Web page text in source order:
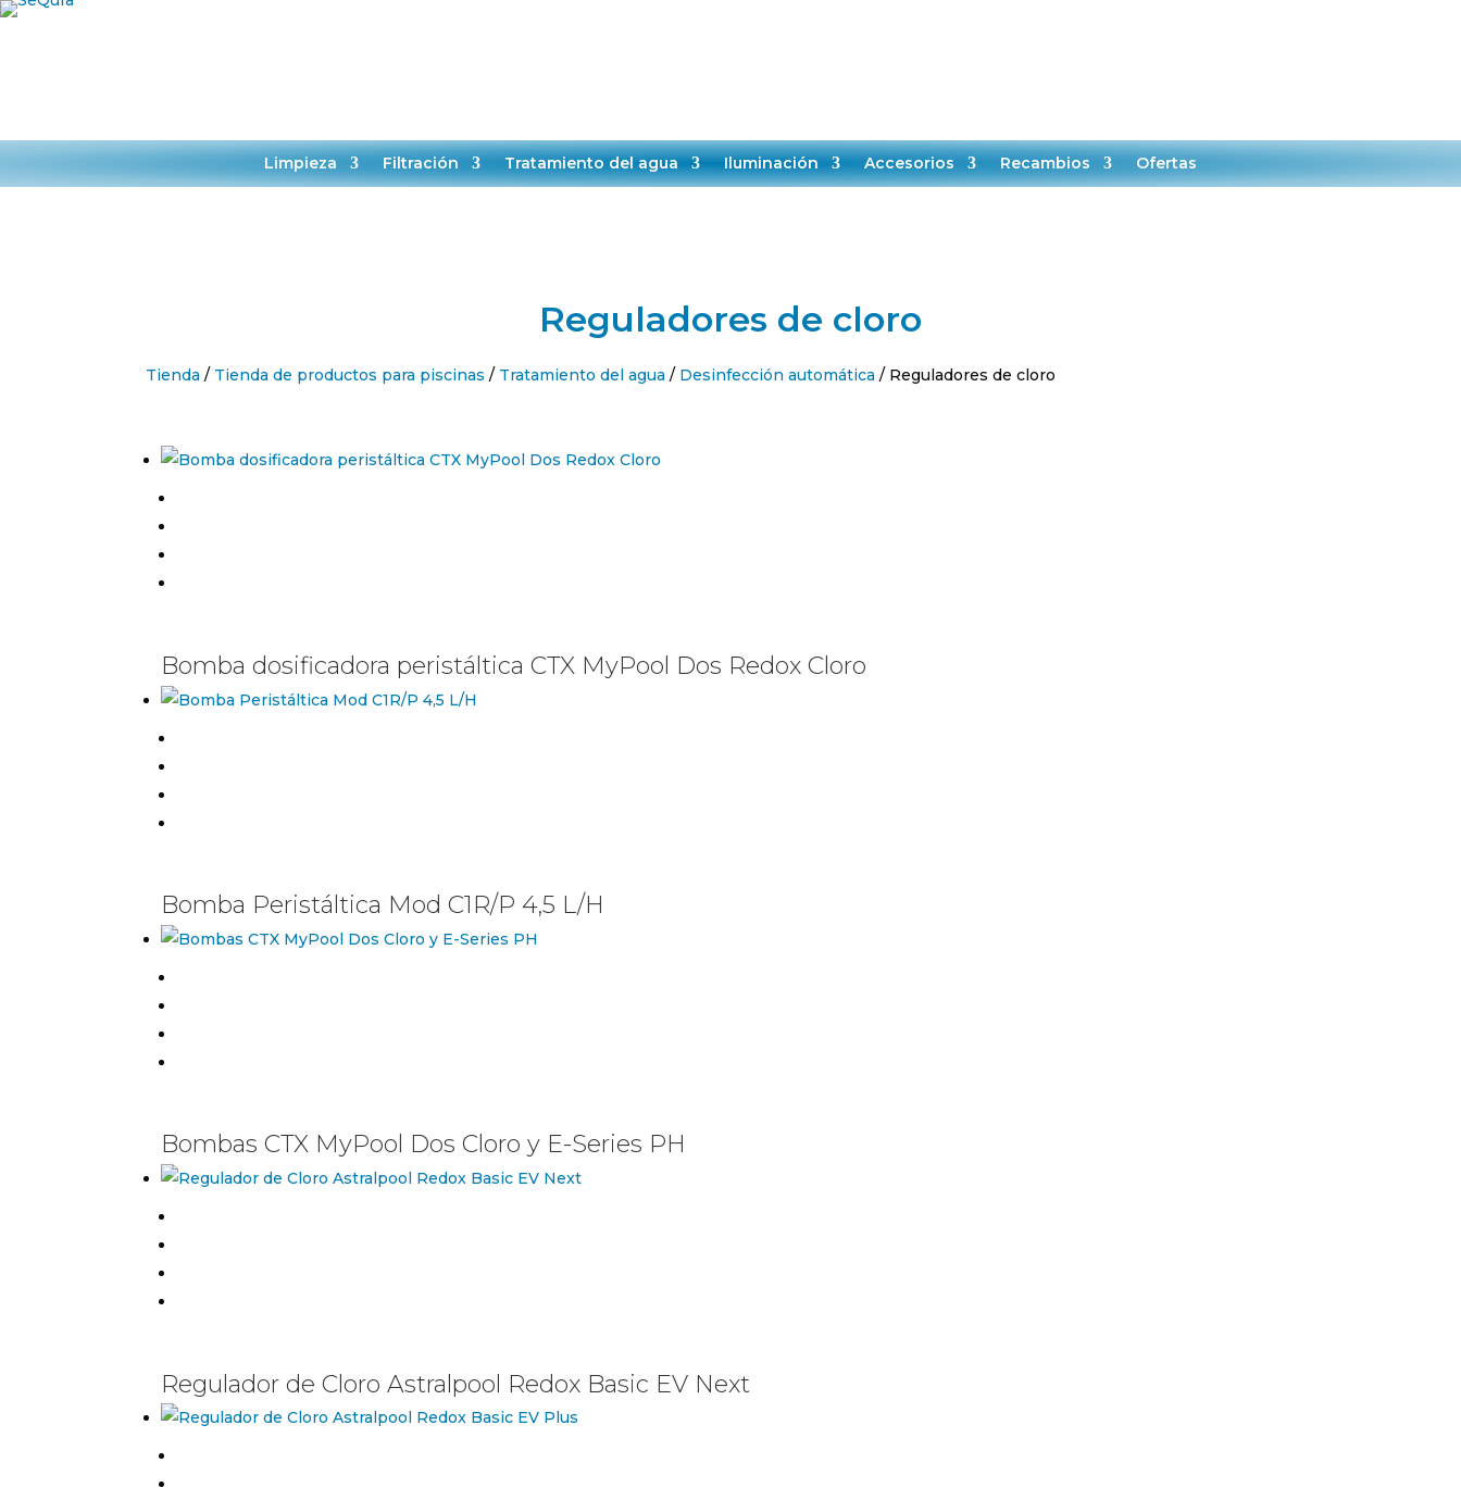
Limpieza Filtración Tratamiento del agua Iluminación Accesorios Recambios Ofertas
Reguladores de cloro
Tienda / Tienda de productos para piscinas / Tratamiento del agua / Desinfección automática / Reguladores de cloro
Bomba dosificadora peristáltica CTX MyPool Dos Redox Cloro
Bomba Peristáltica Mod C1R/P 4,5 L/H
Bombas CTX MyPool Dos Cloro y E-Series PH
Regulador de Cloro Astralpool Redox Basic EV Next